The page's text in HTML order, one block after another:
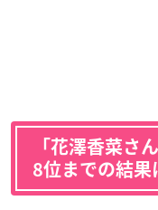
「花澤香菜さ
8位までの結果